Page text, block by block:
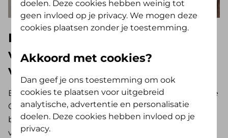
Psychische hulp wordt vergoed
vanuit de basisverzekering,
vanaf 18 jaar
Ben je 18 jaar of ouder? Dan valt een bezoek aan de
GZ-psycholoog onder de dekking van de
basisverzekering. Je hebt dus geen aanvullende
verzekering nodig.
doelen. Deze cookies hebben weinig tot
geen invloed op je privacy. We mogen deze
cookies plaatsen zonder je toestemming.
Akkoord met cookies?
Dan geef je ons toestemming om ook
cookies te plaatsen voor uitgebreid
analytische, advertentie en personalisatie
doelen. Deze cookies hebben invloed op je
privacy.